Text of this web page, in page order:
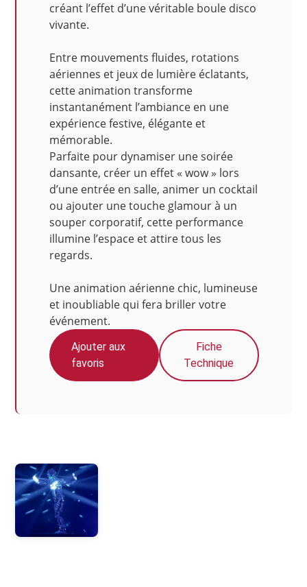
créant l’effet d’une véritable boule disco
vivante.
Entre mouvements fluides, rotations
aériennes et jeux de lumière éclatants,
cette animation transforme
instantanément l’ambiance en une
expérience festive, élégante et
mémorable.
Parfaite pour dynamiser une soirée
dansante, créer un effet « wow » lors
d’une entrée en salle, animer un cocktail
ou ajouter une touche glamour à un
souper corporatif, cette performance
illumine l’espace et attire tous les
regards.
Une animation aérienne chic, lumineuse
et inoubliable qui fera briller votre
événement.
Ajouter aux
favoris
Fiche
Technique